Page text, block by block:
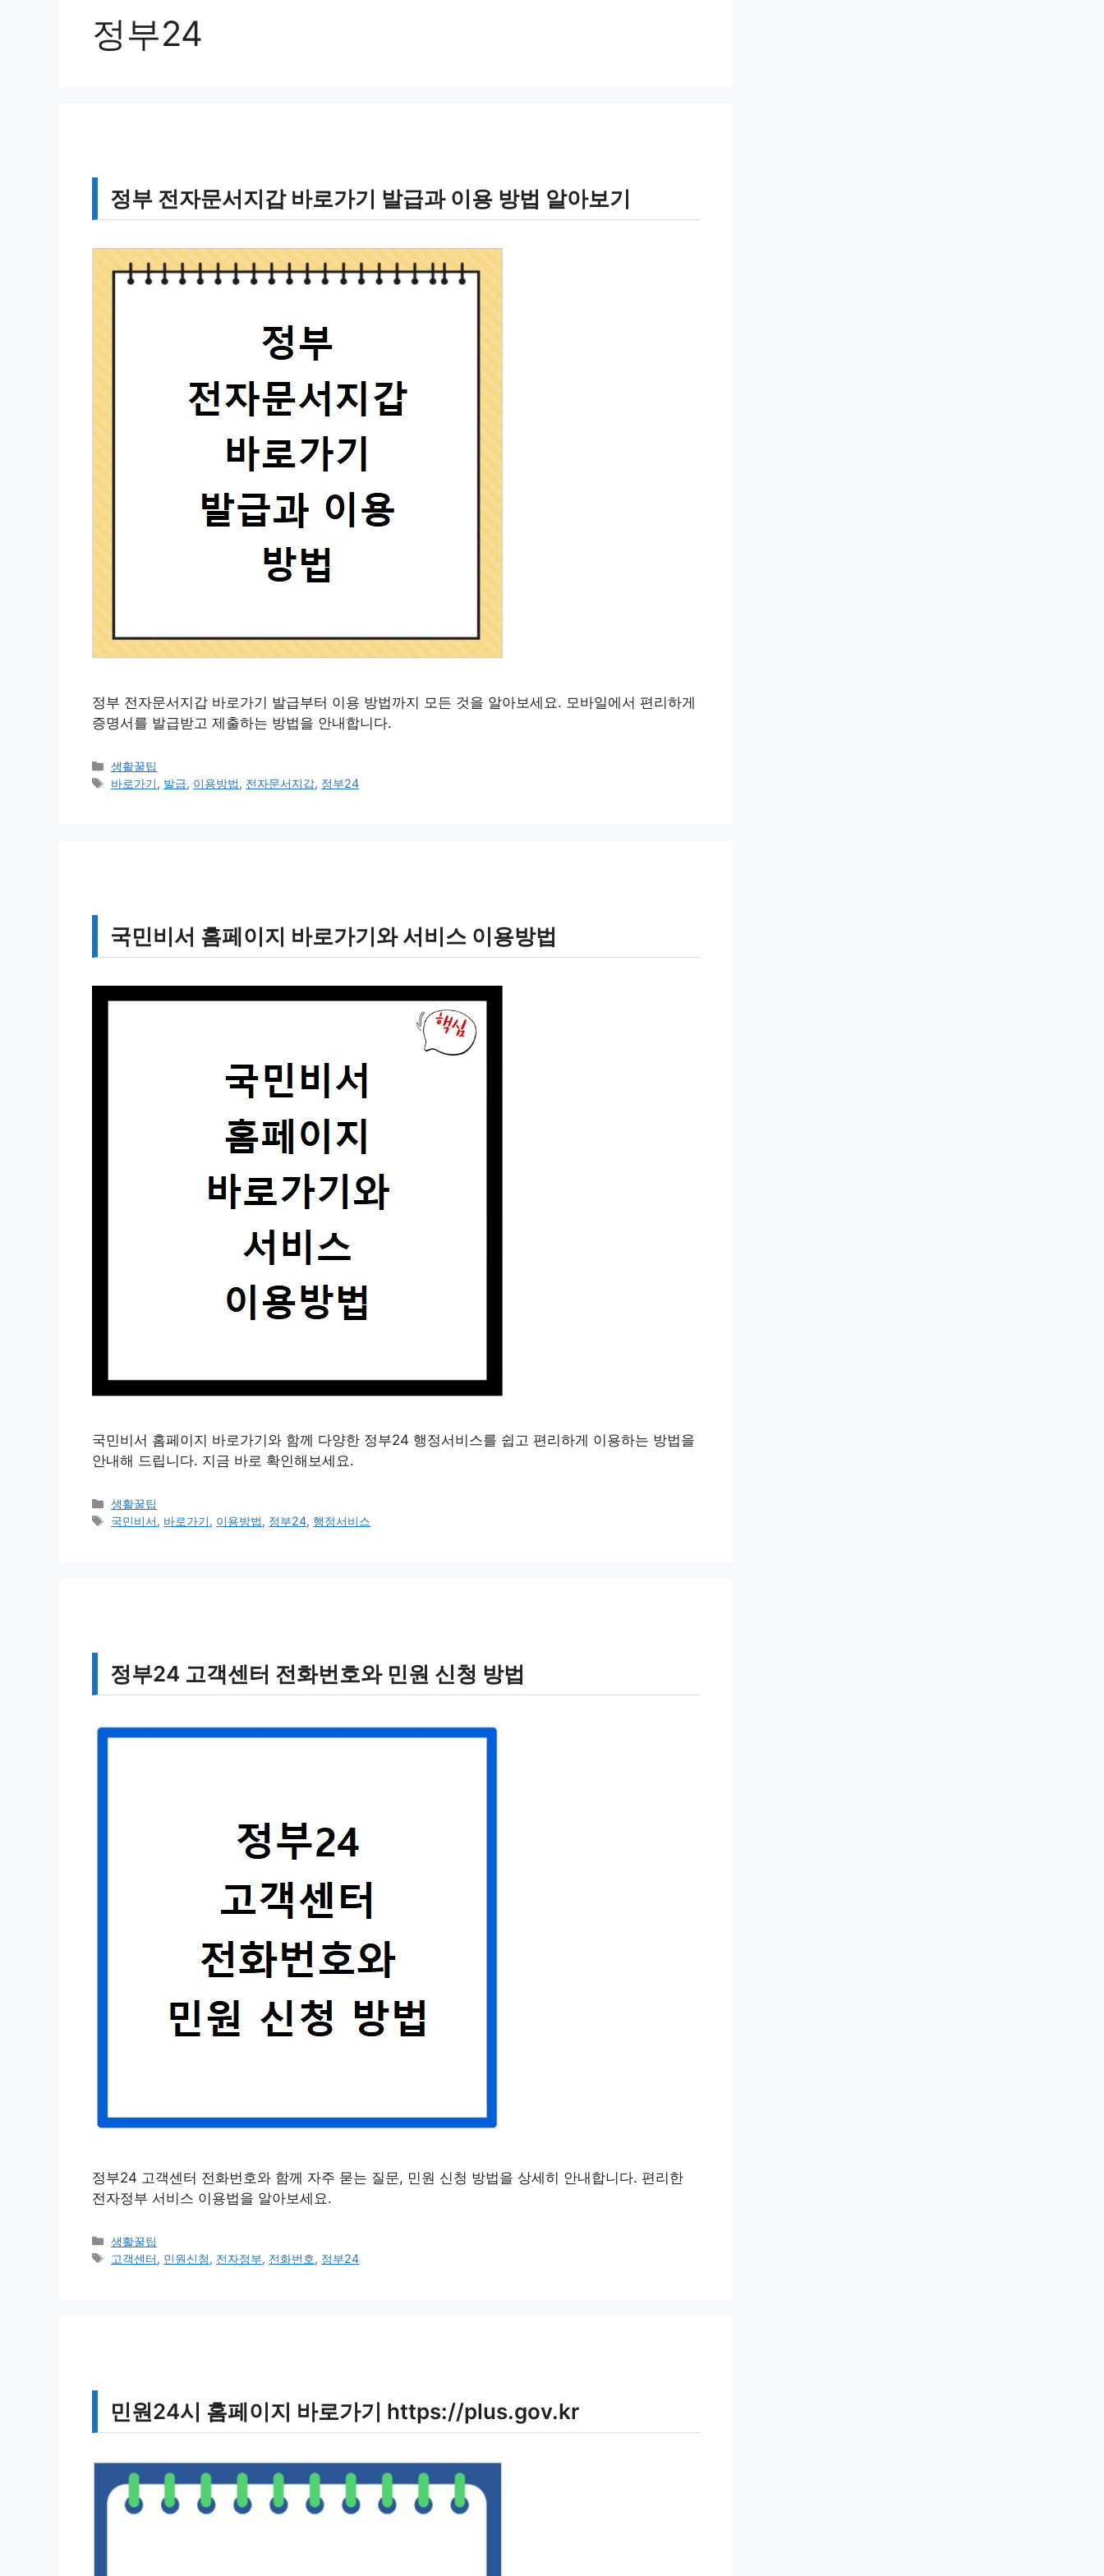
정부24
정부 전자문서지갑 바로가기 발급과 이용 방법 알아보기
정부 전자문서지갑 바로가기 발급부터 이용 방법까지 모든 것을 알아보세요. 모바일에서 편리하게
증명서를 발급받고 제출하는 방법을 안내합니다.
카
테
생활꿀팁
태
바로가기, 발급, 이용방법, 전자문서지갑, 정부24
국민비서 홈페이지 바로가기와 서비스 이용방법
국민비서 홈페이지 바로가기와 함께 다양한 정부24 행정서비스를 쉽고 편리하게 이용하는 방법을
안내해 드립니다. 지금 바로 확인해보세요.
카
테
생활꿀팁
태
국민비서, 바로가기, 이용방법, 정부24, 행정서비스
정부24 고객센터 전화번호와 민원 신청 방법
정부24 고객센터 전화번호와 함께 자주 묻는 질문, 민원 신청 방법을 상세히 안내합니다. 편리한
전자정부 서비스 이용법을 알아보세요.
카
테
생활꿀팁
태
고객센터, 민원신청, 전자정부, 전화번호, 정부24
민원24시 홈페이지 바로가기 https://plus.gov.kr